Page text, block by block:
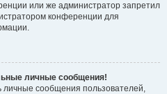
или же администратор запретил
конференции для
личные сообщения!
личные сообщения пользователей,